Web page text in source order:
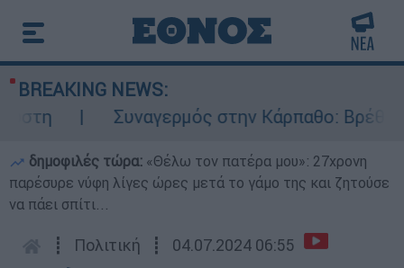
BREAKING NEWS:
Συναγερμός στην Κάρπαθο: Βρέθηκαν παλιά
δημοφιλές τώρα: «Θέλω τον πατέρα μου»: 27χρονη
παρέσυρε νύφη λίγες ώρες μετά το γάμο της και ζητούσε
να πάει σπίτι...
┋ Πολιτική ┋ 04.07.2024 06:55